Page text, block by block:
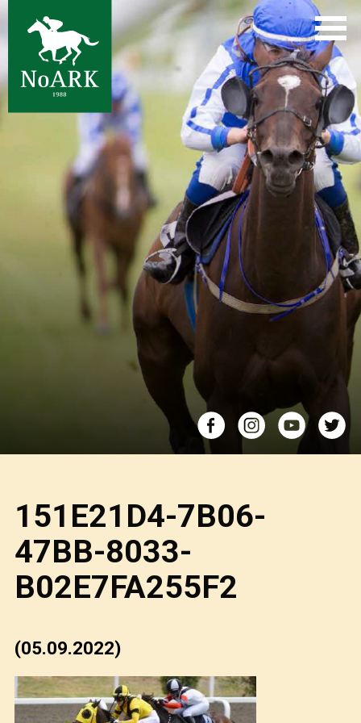
151E21D4-7B06-
47BB-8033-
B02E7FA255F2
(05.09.2022)